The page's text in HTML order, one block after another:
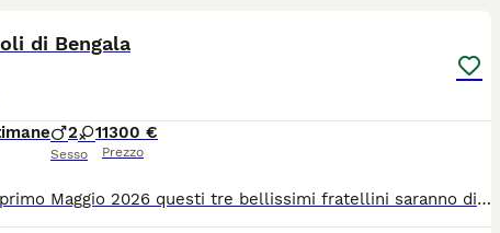
di Bengala
2 1
Sesso
1300 €
Prezzo
Nati il primo Maggio 2026 questi tre bellissimi fratellini saranno disponibili a metà Agosto con tutta la documentazione che ne attesta la pura razza. I genitori sono di mia proprietà e certificati per le malattie genetiche. I cuccioli sono un maschietto Snow Mink, un maschietto Brown Spotted Tabby e una femminuccia Marbled. Disponibili altre immagini e video sulle pagine Instagram e Facebook “Bengal in love” I cuccioli hanno un costo diverso in base alle caratteristiche del manto/strutturali 1300/1500. Saranno addestrati all’uso del guinzaglio per le uscite in passeggiata,l’alimentazione è proteica quindi umido/crocchette, abituati all’uso della lettiera anche automatica, sono gatti molto intelligenti e giocosi. Per info 349/5058147 Giovanna whatsapp